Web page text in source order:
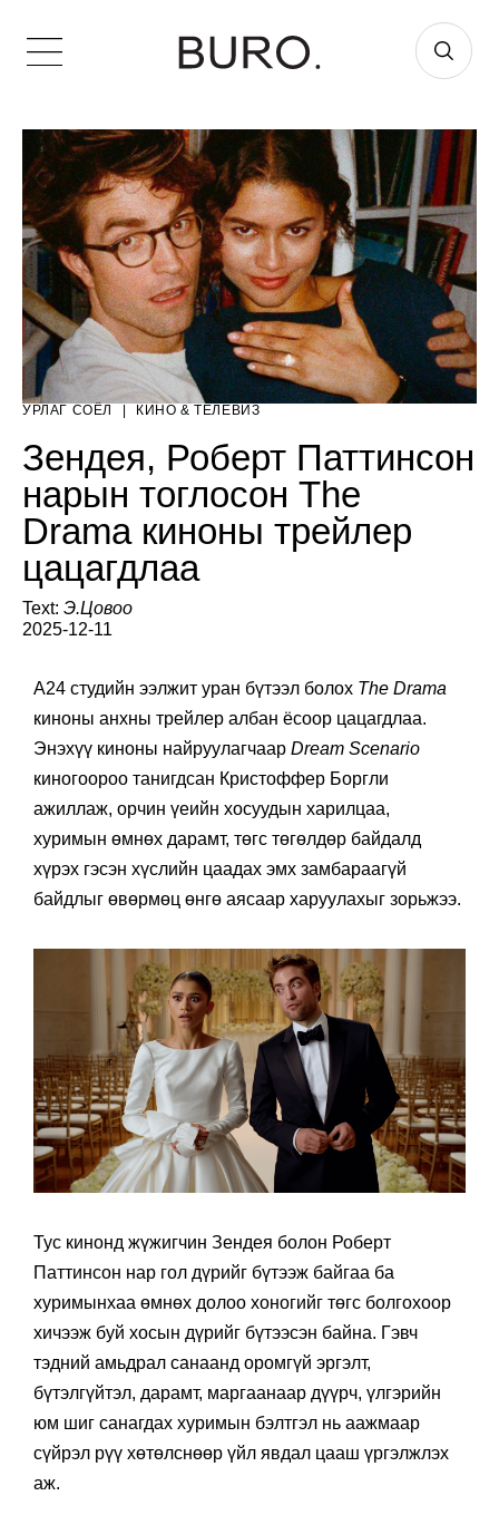
УРЛАГ СОЁЛ | КИНО & ТЕЛЕВИЗ
Зендея, Роберт Паттинсон
нарын тоглосон The
Drama киноны трейлер
цацагдлаа
Text: Э.Цовоо
2025-12-11
А24 студийн ээлжит уран бүтээл болох The Drama
киноны анхны трейлер албан ёсоор цацагдлаа.
Энэхүү киноны найруулагчаар Dream Scenario
киногоороо танигдсан Кристоффер Боргли
ажиллаж, орчин үеийн хосуудын харилцаа,
хуримын өмнөх дарамт, төгс төгөлдөр байдалд
хүрэх гэсэн хүслийн цаадах эмх замбараагүй
байдлыг өвөрмөц өнгө аясаар харуулахыг зорьжээ.
Тус кинонд жүжигчин Зендея болон Роберт
Паттинсон нар гол дүрийг бүтээж байгаа ба
хуримынхаа өмнөх долоо хоногийг төгс болгохоор
хичээж буй хосын дүрийг бүтээсэн байна. Гэвч
тэдний амьдрал санаанд оромгүй эргэлт,
бүтэлгүйтэл, дарамт, маргаанаар дүүрч, үлгэрийн
юм шиг санагдах хуримын бэлтгэл нь аажмаар
сүйрэл рүү хөтөлснөөр үйл явдал цааш үргэлжлэх
аж.